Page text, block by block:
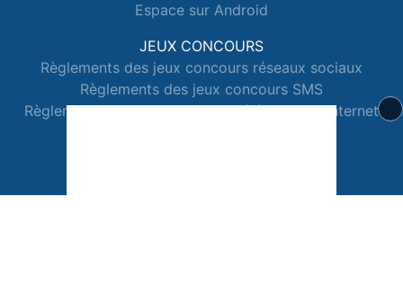
Espace sur Android
JEUX CONCOURS
Règlements des jeux concours réseaux sociaux
Règlements des jeux concours SMS
Règlements des jeux concours téléphone et internet